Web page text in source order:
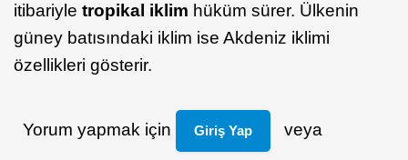
itibariyle tropikal iklim hüküm sürer. Ülkenin
güney batısındaki iklim ise Akdeniz iklimi
özellikleri gösterir.
Yorum yapmak için Giriş Yap veya